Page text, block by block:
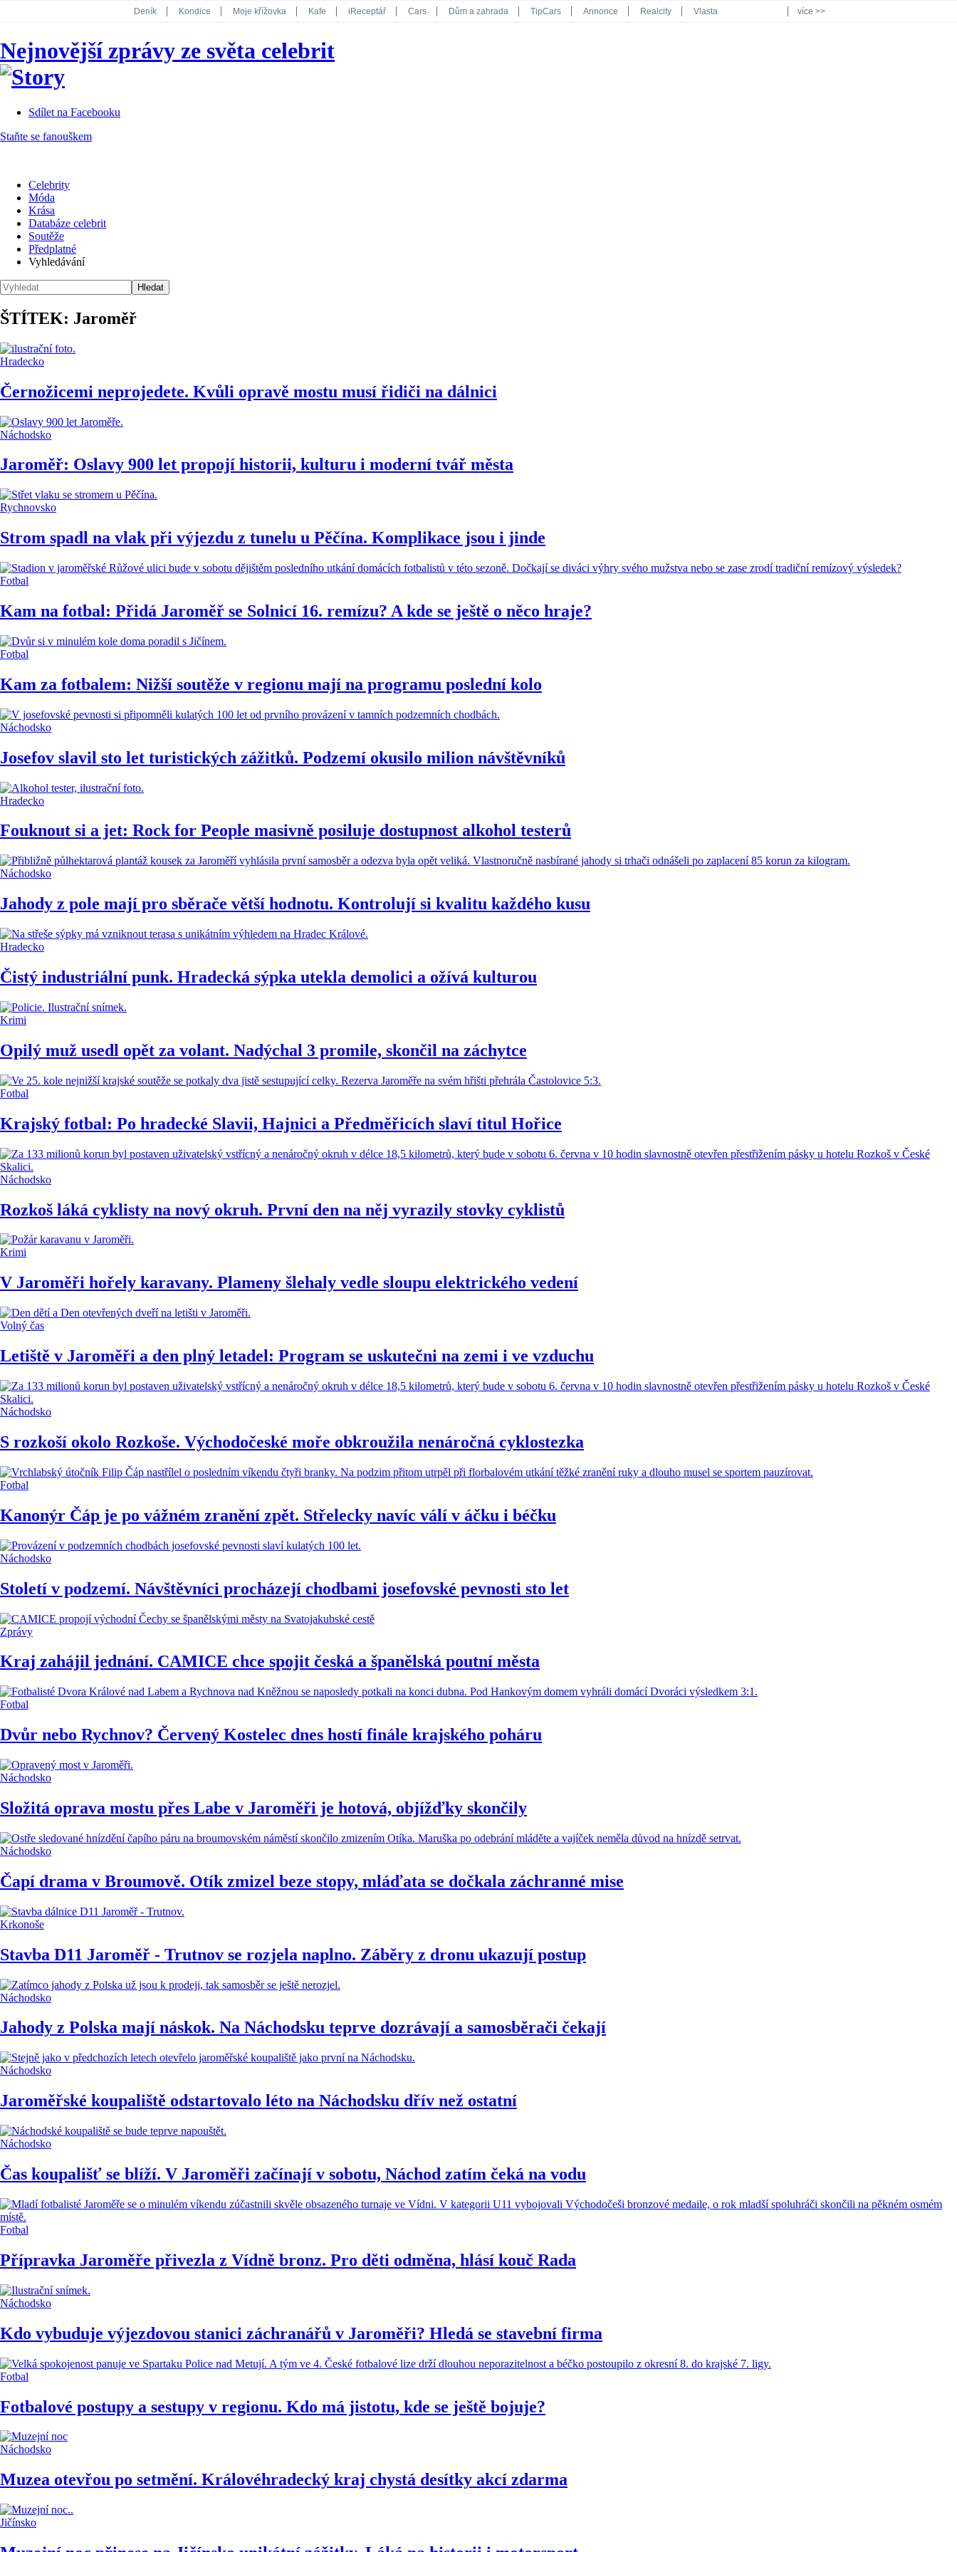
Deník Kondice Moje křížovka Kafe iReceptář Cars Dům a zahrada TipCars Annonce Realcity Vlasta
Koktejl
více >>
Nejnovější zprávy ze světa celebrit
Sdílet na Facebooku
Staňte se fanouškem
Celebrity
Móda
Krása
Databáze celebrit
Soutěže
Předplatné
Vyhledávání
ŠTÍTEK: Jaroměř
Hradecko
Černožicemi neprojedete. Kvůli opravě mostu musí řidiči na dálnici
Náchodsko
Jaroměř: Oslavy 900 let propojí historii, kulturu i moderní tvář města
Rychnovsko
Strom spadl na vlak při výjezdu z tunelu u Pěčína. Komplikace jsou i jinde
Fotbal
Kam na fotbal: Přidá Jaroměř se Solnicí 16. remízu? A kde se ještě o něco hraje?
Fotbal
Kam za fotbalem: Nižší soutěže v regionu mají na programu poslední kolo
Náchodsko
Josefov slavil sto let turistických zážitků. Podzemí okusilo milion návštěvníků
Hradecko
Fouknout si a jet: Rock for People masivně posiluje dostupnost alkohol testerů
Náchodsko
Jahody z pole mají pro sběrače větší hodnotu. Kontrolují si kvalitu každého kusu
Hradecko
Čistý industriální punk. Hradecká sýpka utekla demolici a ožívá kulturou
Krimi
Opilý muž usedl opět za volant. Nadýchal 3 promile, skončil na záchytce
Fotbal
Krajský fotbal: Po hradecké Slavii, Hajnici a Předměřicích slaví titul Hořice
Náchodsko
Rozkoš láká cyklisty na nový okruh. První den na něj vyrazily stovky cyklistů
Krimi
V Jaroměři hořely karavany. Plameny šlehaly vedle sloupu elektrického vedení
Volný čas
Letiště v Jaroměři a den plný letadel: Program se uskutečni na zemi i ve vzduchu
Náchodsko
S rozkoší okolo Rozkoše. Východočeské moře obkroužila nenáročná cyklostezka
Fotbal
Kanonýr Čáp je po vážném zranění zpět. Střelecky navíc válí v áčku i béčku
Náchodsko
Století v podzemí. Návštěvníci procházejí chodbami josefovské pevnosti sto let
Zprávy
Kraj zahájil jednání. CAMICE chce spojit česká a španělská poutní města
Fotbal
Dvůr nebo Rychnov? Červený Kostelec dnes hostí finále krajského poháru
Náchodsko
Složitá oprava mostu přes Labe v Jaroměři je hotová, objížďky skončily
Náchodsko
Čapí drama v Broumově. Otík zmizel beze stopy, mláďata se dočkala záchranné mise
Krkonoše
Stavba D11 Jaroměř - Trutnov se rozjela naplno. Záběry z dronu ukazují postup
Náchodsko
Jahody z Polska mají náskok. Na Náchodsku teprve dozrávají a samosběrači čekají
Náchodsko
Jaroměřské koupaliště odstartovalo léto na Náchodsku dřív než ostatní
Náchodsko
Čas koupališť se blíží. V Jaroměři začínají v sobotu, Náchod zatím čeká na vodu
Fotbal
Přípravka Jaroměře přivezla z Vídně bronz. Pro děti odměna, hlásí kouč Rada
Náchodsko
Kdo vybuduje výjezdovou stanici záchranářů v Jaroměři? Hledá se stavební firma
Fotbal
Fotbalové postupy a sestupy v regionu. Kdo má jistotu, kde se ještě bojuje?
Náchodsko
Muzea otevřou po setmění. Královéhradecký kraj chystá desítky akcí zdarma
Jičínsko